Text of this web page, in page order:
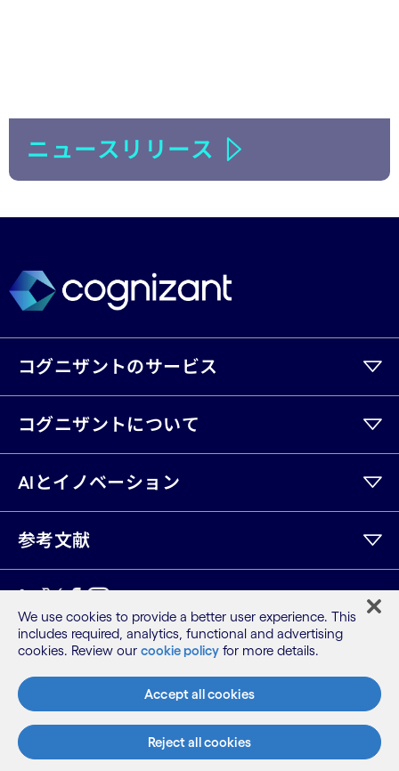
ニュースリリース
コグニザントのサービス
コグニザントについて
AIとイノベーション
参考文献
LinkedIn
Twitter
Facebook
Instagram
Youtube
サイトマップ
利用規約
プライバシーポリシー
Cookieポリシー
©2026 Cognizant, all rights reserved
We use cookies to provide a better user experience. This
includes required, analytics, functional and advertising
cookies. Review our cookie policy for more details.
Accept all cookies
Reject all cookies